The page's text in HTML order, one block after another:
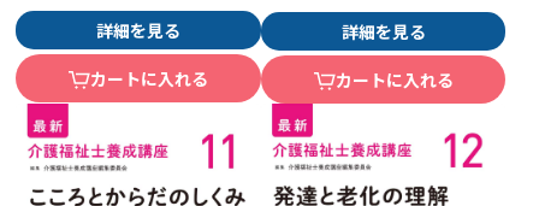
詳細を見る
カートに入れる
詳細を見る
カートに入れる